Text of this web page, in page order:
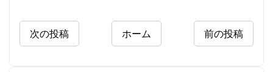
次の投稿 前の投稿
ホーム